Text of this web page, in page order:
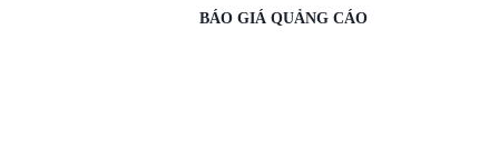
BÁO GIÁ QUẢNG CÁO